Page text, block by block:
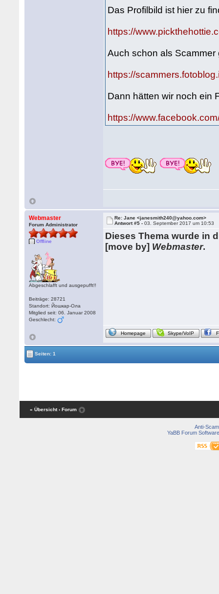
Das Profilbild ist hier zu
https://
Auch schon als Scammer
https://
Dann hätten wir noch ein
https://
Webmaster
Forum Administrator
Offline
Abgeschlafft und ausgepufft!!
Beiträge: 28721
Standort: Йошкар-Ола
Mitglied seit: 06. Januar 2008
Geschlecht:
Re: Jane <janesmith240@yahoo.com>
Antwort #5 -03. September 2017 um 10:53
Dieses Thema wurde in
[move by] Webmaster.
Homepage Skype/VoIP
Seiten: 1
« Übersicht ‹ Forum
Anti-Scam
YaBB Forum Software